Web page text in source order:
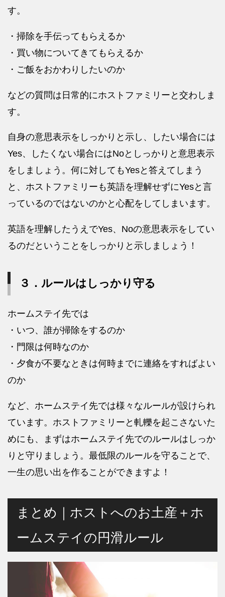
す。
・掃除を手伝ってもらえるか
・買い物についてきてもらえるか
・ご飯をおかわりしたいのか
などの質問は日常的にホストファミリーと交わしま
す。
自身の意思表示をしっかりと示し、したい場合には
Yes、したくない場合にはNoとしっかりと意思表示
をしましょう。何に対してもYesと答えてしまう
と、ホストファミリーも英語を理解せずにYesと言
っているのではないのかと心配をしてしまいます。
英語を理解したうえでYes、Noの意思表示をしてい
るのだということをしっかりと示しましょう！
３．ルールはしっかり守る
ホームステイ先では
・いつ、誰が掃除をするのか
・門限は何時なのか
・夕食が不要なときは何時までに連絡をすればよい
のか
など、ホームステイ先では様々なルールが設けられ
ています。ホストファミリーと軋轢を起こさないた
めにも、まずはホームステイ先でのルールはしっか
りと守りましょう。最低限のルールを守ることで、
一生の思い出を作ることができますよ！
まとめ｜ホストへのお土産＋ホ
ームステイの円滑ルール